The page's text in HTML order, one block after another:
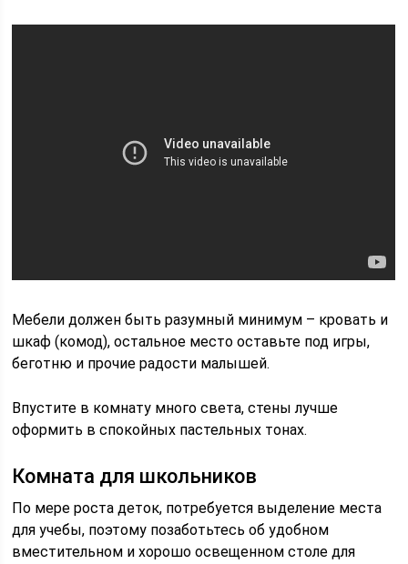
Мебели должен быть разумный минимум – кровать и
шкаф (комод), остальное место оставьте под игры,
беготню и прочие радости малышей.
Впустите в комнату много света, стены лучше
оформить в спокойных пастельных тонах.
Комната для школьников
По мере роста деток, потребуется выделение места
для учебы, поэтому позаботьтесь об удобном
вместительном и хорошо освещенном столе для